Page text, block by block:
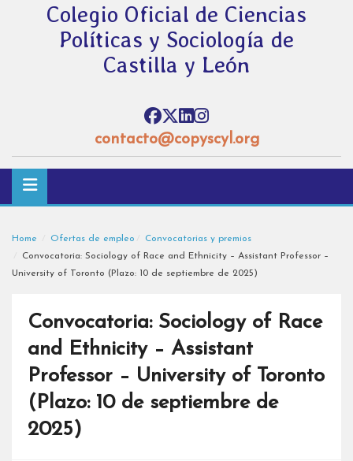
Colegio Oficial de Ciencias
Políticas y Sociología de
Castilla y León
contacto@copyscyl.org
Home Ofertas de empleo
Convocatorias y premios
Convocatoria: Sociology of Race and Ethnicity – Assistant Professor –
University of Toronto (Plazo: 10 de septiembre de 2025)
Convocatoria: Sociology of Race
and Ethnicity – Assistant
Professor – University of Toronto
(Plazo: 10 de septiembre de
2025)